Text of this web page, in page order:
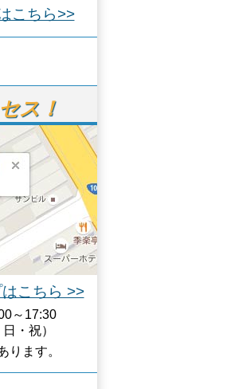
こちら>>
ス！
こちら >>
～17:30
・祝）
ります。